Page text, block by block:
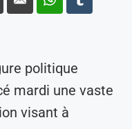
politique
mardi une vaste
visant à